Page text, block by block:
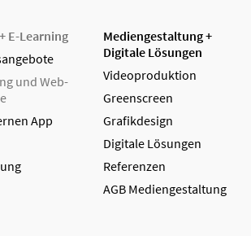
E-Learning
und Web-
App
Mediengestaltung +
Digitale Lösungen
Videoproduktion
Greenscreen
Grafikdesign
Digitale Lösungen
Referenzen
AGB Mediengestaltung